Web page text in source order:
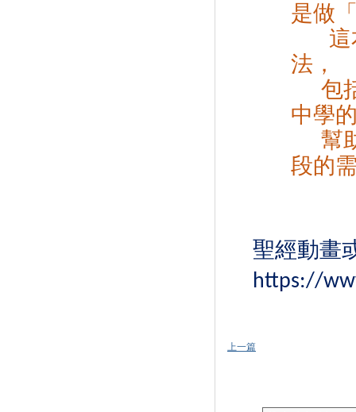
是做
這本
法，
包
中學
幫
段的
聖經動畫
https://
上一篇